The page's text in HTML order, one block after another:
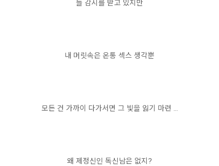
늘 감시를 받고 있지만
내 머릿속은 온통 섹스 생각뿐
모든 건 가까이 다가서면 그 빛을 잃기 마련 …
왜 제정신인 독신남은 없지?